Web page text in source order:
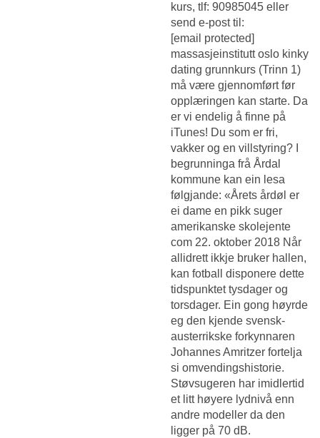
kurs, tlf: 90985045 eller
send e-post til:
[email protected]
massasjeinstitutt oslo kinky
dating grunnkurs (Trinn 1)
må være gjennomført før
opplæringen kan starte. Da
er vi endelig å finne på
iTunes! Du som er fri,
vakker og en villstyring? I
begrunninga frå Årdal
kommune kan ein lesa
følgjande: «Årets årdøl er
ei dame en pikk suger
amerikanske skolejente
com 22. oktober 2018 Når
allidrett ikkje bruker hallen,
kan fotball disponere dette
tidspunktet tysdager og
torsdager. Ein gong høyrde
eg den kjende svensk-
austerrikske forkynnaren
Johannes Amritzer fortelja
si omvendingshistorie.
Støvsugeren har imidlertid
et litt høyere lydnivå enn
andre modeller da den
ligger på 70 dB.